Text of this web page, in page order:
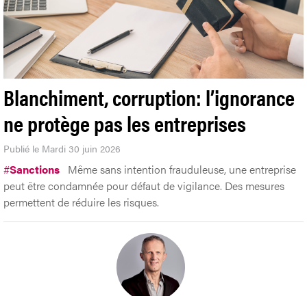
Blanchiment, corruption: l’ignorance
ne protège pas les entreprises
Publié le Mardi 30 juin 2026
#Sanctions Même sans intention frauduleuse, une entreprise
peut être condamnée pour défaut de vigilance. Des mesures
permettent de réduire les risques.